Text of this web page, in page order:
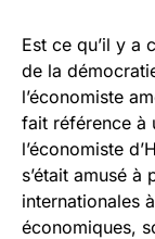
Est ce qu’il y a
de la
l’économiste
fait référence à
l’économiste
s’était amusé à
internationales
économiques,